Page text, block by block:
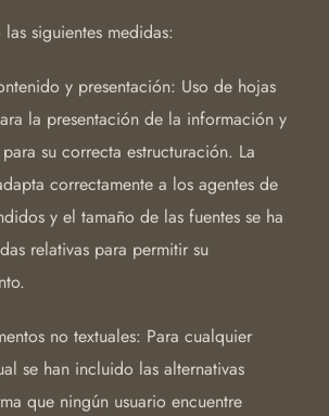
siguientes medidas:
y presentación: Uso de hojas
la presentación de la información y
su correcta estructuración. La
correctamente a los agentes de
y el tamaño de las fuentes se ha
relativas para permitir su
no textuales: Para cualquier
se han incluido las alternativas
que ningún usuario encuentre